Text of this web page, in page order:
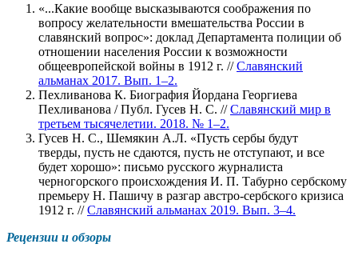
«...Какие вообще высказываются соображения по
вопросу желательности вмешательства России в
славянский вопрос»: доклад Департамента полиции об
отношении населения России к возможности
общеевропейской войны в 1912 г. //Славянский
альманах 2017. Вып. 1–2.
Пехливанова К. Биография Йордана Георгиева
Пехливанова / Публ. Гусев Н. С. //Славянский мир в
третьем тысячелетии. 2018. № 1–2.
Гусев Н. С., Шемякин А.Л. «Пусть сербы будут
тверды, пусть не сдаются, пусть не отступают, и все
будет хорошо»: письмо русского журналиста
черногорского происхождения И. П. Табурно сербскому
премьеру Н. Пашичу в разгар австро-сербского кризиса
1912 г. //Славянский альманах 2019. Вып. 3–4.
Рецензии и обзоры